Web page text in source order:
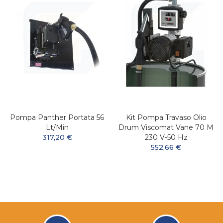
Pompa Panther Portata 56
Lt/min
317,20 €
Kit Pompa Travaso Olio
Drum Viscomat Vane 70 M
230 V-50 Hz
552,66 €